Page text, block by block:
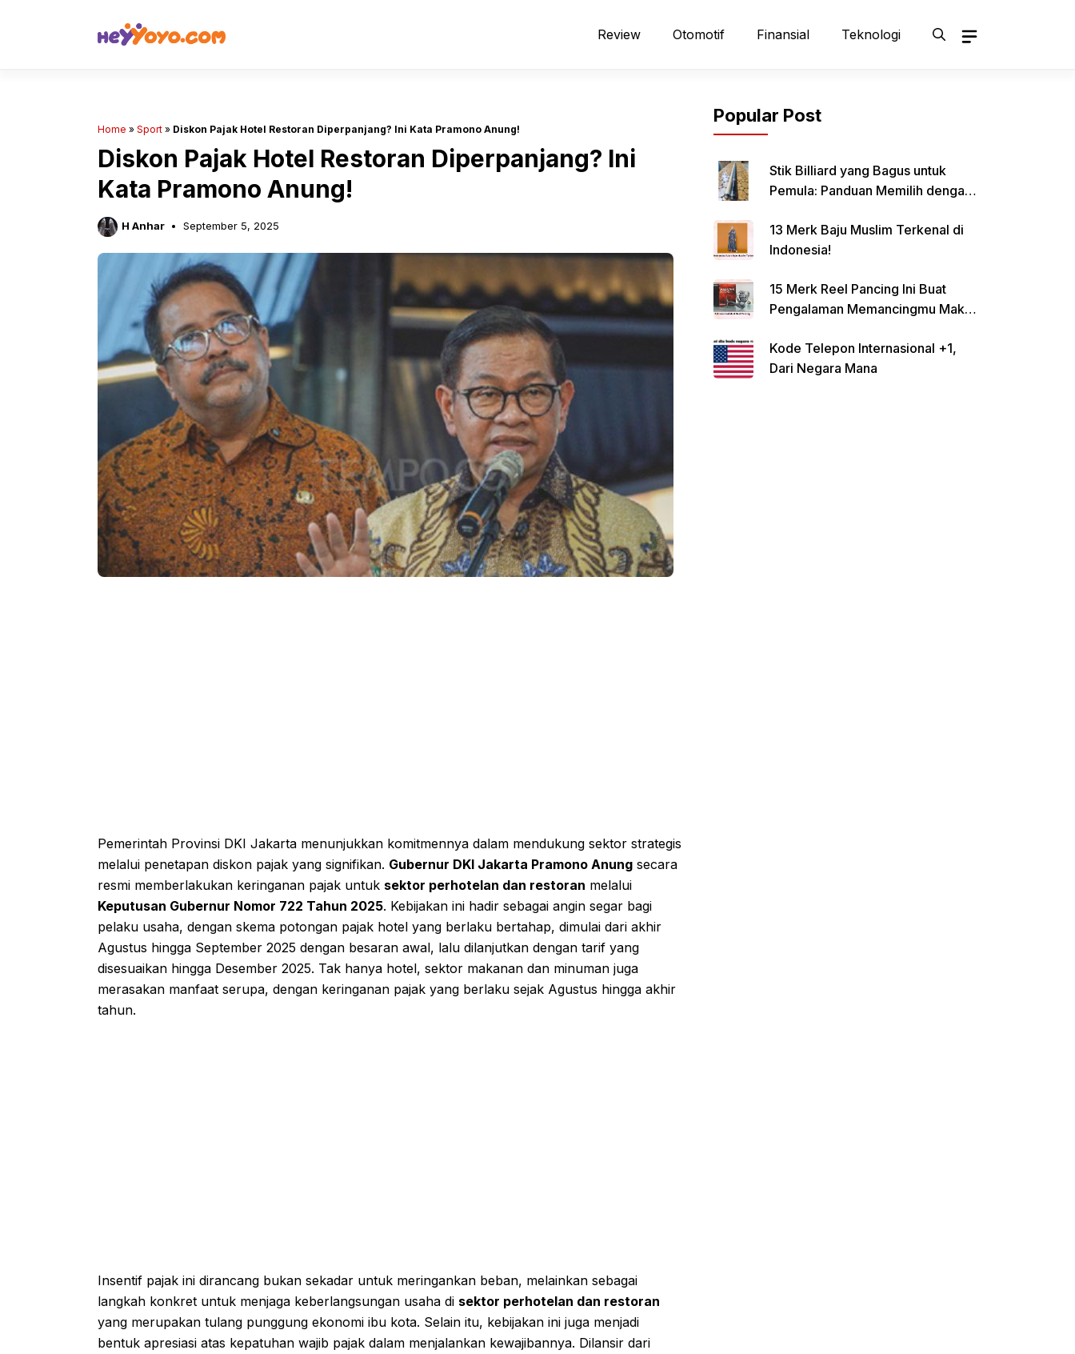
Review Otomotif Finansial Teknologi
Home » Sport » Diskon Pajak Hotel Restoran Diperpanjang? Ini Kata Pramono Anung!
Diskon Pajak Hotel Restoran Diperpanjang? Ini
Kata Pramono Anung!
H Anhar September 5, 2025
Pemerintah Provinsi DKI Jakarta menunjukkan komitmennya dalam mendukung sektor strategis
melalui penetapan diskon pajak yang signifikan. Gubernur DKI Jakarta Pramono Anung secara
resmi memberlakukan keringanan pajak untuk sektor perhotelan dan restoran melalui
Keputusan Gubernur Nomor 722 Tahun 2025. Kebijakan ini hadir sebagai angin segar bagi
pelaku usaha, dengan skema potongan pajak hotel yang berlaku bertahap, dimulai dari akhir
Agustus hingga September 2025 dengan besaran awal, lalu dilanjutkan dengan tarif yang
disesuaikan hingga Desember 2025. Tak hanya hotel, sektor makanan dan minuman juga
merasakan manfaat serupa, dengan keringanan pajak yang berlaku sejak Agustus hingga akhir
tahun.
Insentif pajak ini dirancang bukan sekadar untuk meringankan beban, melainkan sebagai
langkah konkret untuk menjaga keberlangsungan usaha di sektor perhotelan dan restoran
yang merupakan tulang punggung ekonomi ibu kota. Selain itu, kebijakan ini juga menjadi
bentuk apresiasi atas kepatuhan wajib pajak dalam menjalankan kewajibannya. Dilansir dari
Popular Post
Stik Billiard yang Bagus untuk
Pemula: Panduan Memilih dengan
13 Merk Baju Muslim Terkenal di
Indonesia!
15 Merk Reel Pancing Ini Buat
Pengalaman Memancingmu Makin
Kode Telepon Internasional +1,
Dari Negara Mana